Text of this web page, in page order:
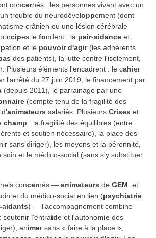
concernés : les personnes vivant avec un
trouble du neurodéveloppement (dont
crânien ou une lésion cérébrale
cipes le fondent : la pair-aidance et
ation et le pouvoir d'agir(les adhérents
des patients), la lutte contre l'isolement,
Plusieurs éléments l'encadrent : le cahier
l'arrêté du 27 juin 2019, le financement par
(depuis 2011), le parrainage par une
(compte tenu de la fragilité des
animateurs salariés. Plusieurs Crises et
champ : la fragilité des équilibres (entre
et soutien nécessaire), la place des
sans diriger), les moyens et la pérennité,
soin et le médico-social (sans s'y substituer
concernés — animateurs de GEM , et
et du médico-social en lien (psychiatrie
aidants) — l'accompagnement combine
soutenir l'entraide et l'autonomie des
animer sans « faire à la place »,